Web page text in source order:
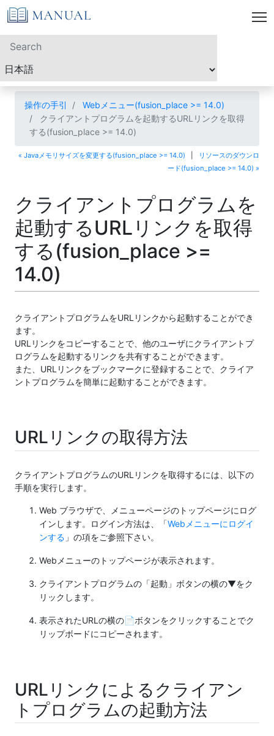
操作の手引
Webメニュー(fusion_place >= 14.0)
クライアントプログラムを起動するURLリンクを取得
する(fusion_place >= 14.0)
« Javaメモリサイズを変更する(fusion_place >= 14.0)
リソースのダウンロ
ード(fusion_place >= 14.0) »
クライアントプログラムを
起動するURLリンクを取得
する(fusion_place >=
14.0)
クライアントプログラムをURLリンクから起動することができ
ます。
URLリンクをコピーすることで、他のユーザにクライアントプ
ログラムを起動するリンクを共有することができます。
また、URLリンクをブックマークに登録することで、クライア
ントプログラムを簡単に起動することができます。
URLリンクの取得方法
クライアントプログラムのURLリンクを取得するには、以下の
手順を実行します。
Web ブラウザで、メニューページのトップページにログ
インします。ログイン方法は、「Webメニューにログイ
ンする 」の項をご参照下さい。
Webメニューのトップページが表示されます。
クライアントプログラムの「起動」ボタンの横の▼をク
リックします。
表示されたURLの横の📄ボタンをクリックすることでク
リップボードにコピーされます。
URLリンクによるクライアン
トプログラムの起動方法